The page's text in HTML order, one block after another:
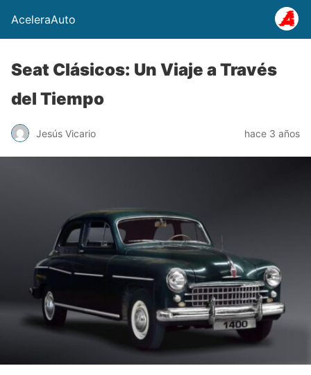
AceleraAuto
Seat Clásicos: Un Viaje a Través
del Tiempo
Jesús Vicario hace 3 años